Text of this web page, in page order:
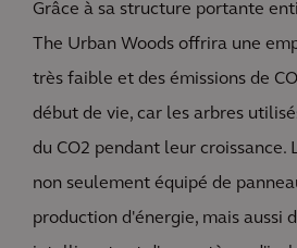
Grâce à sa structure portante
The Urban Woods offrira une
très faible et des émissions de
début de vie, car les arbres
du CO2 pendant leur croissance.
non seulement équipé de
production d'énergie, mais aussi